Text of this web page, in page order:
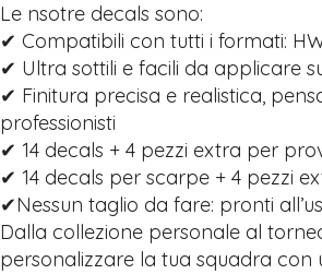
Le nsotre decals sono:
✔ Compatibili con tutti i formati:
✔ Ultra sottili e facili da applicare
✔ Finitura precisa e realistica,
professionisti
✔ 14 decals + 4 pezzi extra per
✔ 14 decals per scarpe + 4 pezzi
✔Nessun taglio da fare: pronti
Dalla collezione personale al
personalizzare la tua squadra con